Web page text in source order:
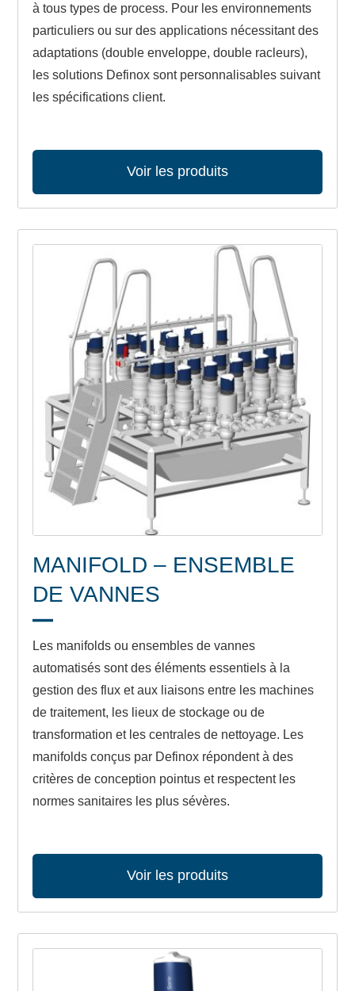
à tous types de process. Pour les environnements
particuliers ou sur des applications nécessitant des
adaptations (double enveloppe, double racleurs),
les solutions Definox sont personnalisables suivant
les spécifications client.
Voir les produits
MANIFOLD – ENSEMBLE
DE VANNES
Les manifolds ou ensembles de vannes
automatisés sont des éléments essentiels à la
gestion des flux et aux liaisons entre les machines
de traitement, les lieux de stockage ou de
transformation et les centrales de nettoyage. Les
manifolds conçus par Definox répondent à des
critères de conception pointus et respectent les
normes sanitaires les plus sévères.
Voir les produits